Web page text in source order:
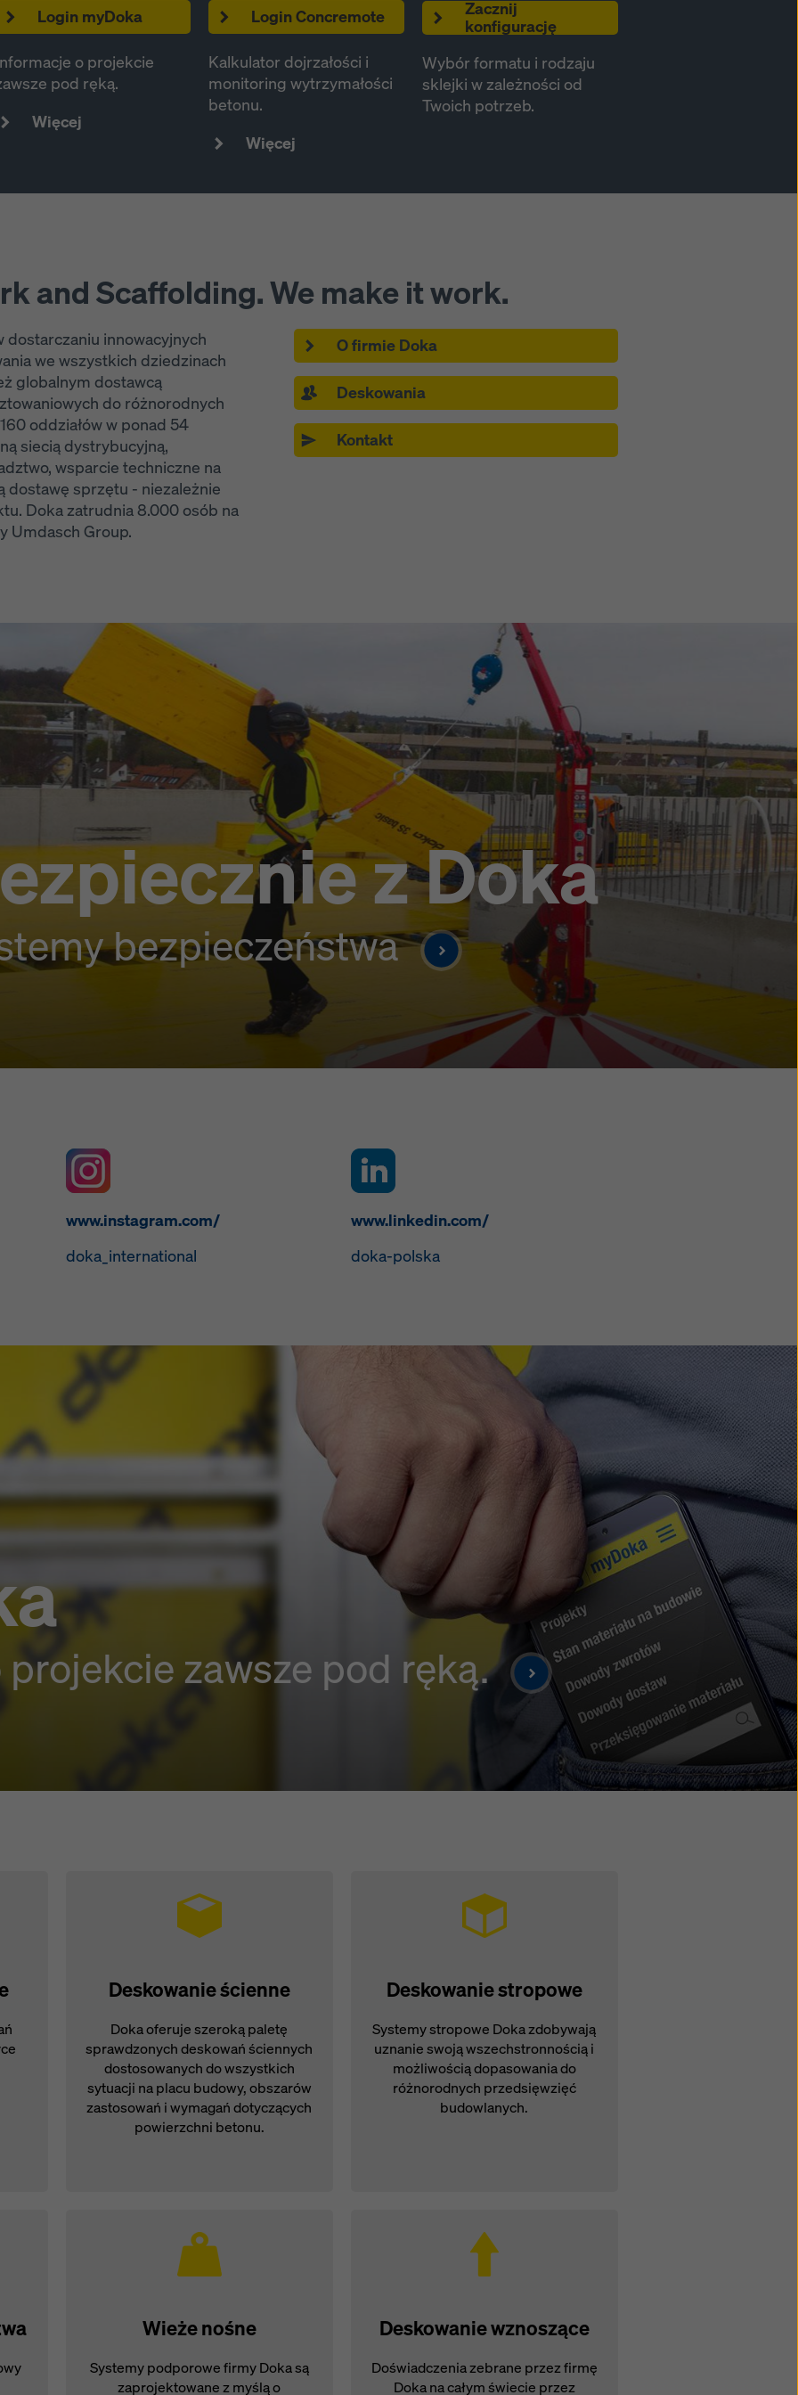
Login myDoka
o projekcie
pod ręką.
Więcej
Login Concremote
Kalkulator dojrzałości i
monitoring wytrzymałości
betonu.
Więcej
Zacznij
konfigurację
Wybór formatu i rodzaju
sklejki w zależności od
Twoich potrzeb.
and Scaffolding. We make it work.
innowacyjnych
we wszystkich dziedzinach
globalnym dostawcą
do różnorodnych
oddziałów w ponad 54
siecią dystrybucyjną,
wsparcie techniczne na
dostawę sprzętu - niezależnie
Doka zatrudnia 8.000 osób na
Umdasch Group.
O firmie Doka
Deskowania
Kontakt
z Doka
bezpieczeństwa
www.instagram.com/
doka_international
www.linkedin.com/
doka-polska
zawsze pod ręką.
Deskowanie ścienne
Doka oferuje szeroką paletę
sprawdzonych deskowań ściennych
dostosowanych do wszystkich
sytuacji na placu budowy, obszarów
zastosowań i wymagań dotyczących
powierzchni betonu.
Deskowanie stropowe
Systemy stropowe Doka zdobywają
uznanie swoją wszechstronnością i
możliwością dopasowania do
różnorodnych przedsięwzięć
budowlanych.
Wieże nośne
Systemy podporowe firmy Doka są
zaprojektowane z myślą o
Deskowanie wznoszące
Doświadczenia zebrane przez firmę
Doka na całym świecie przez
. Oferujemy również opcję wyboru plików cookie
ustawienia plików cookie).